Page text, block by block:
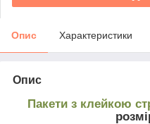
Опис Характеристики
Опис
Пакети з клейкою